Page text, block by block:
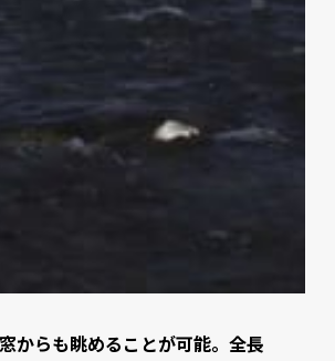
からも眺めることが可能。全長